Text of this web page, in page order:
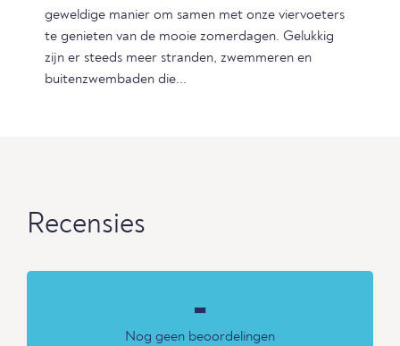
geweldige manier om samen met onze viervoeters
te genieten van de mooie zomerdagen. Gelukkig
zijn er steeds meer stranden, zwemmeren en
buitenzwembaden die...
Recensies
-
Nog geen beoordelingen